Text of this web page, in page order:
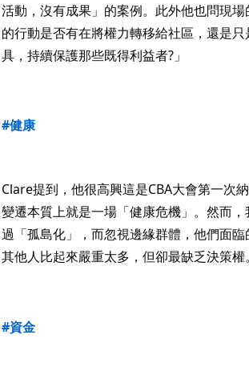
活動，沒有成果」的案例。此外他也問現
的行動是否有在將權力轉移給社區，還是
具，持續保護那些既得利益者?」
#健康
Clare提到，他很高興這是CBA大會第一次
變遷本質上就是一場「健康危機」。然而
過「孤島化」，而忽視邊緣群體，他們面
其他人比起來嚴重太多，但卻最缺乏決策權。
#資金